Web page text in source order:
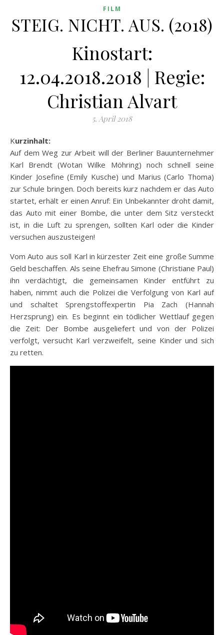
FILM
STEIG. NICHT. AUS. (2018)
Kinostart:
12.04.2018.2018 | Regie:
Christian Alvart
5. April 2018
Kurzinhalt:
Auf dem Weg zur Arbeit will der Berliner Bauunternehmer
Karl Brendt (Wotan Wilke Möhring) noch schnell seine
Kinder Josefine (Emily Kusche) und Marius (Carlo Thoma)
zur Schule bringen. Doch bereits kurz nachdem er das Auto
startet, erhält ereinen Anruf: Ein Unbekannter droht damit,
das Auto mit einer Bombe, die unter dem Sitz versteckt
ist, in die Luft zu sprengen, sollten Karl oder die Kinder
versuchen auszusteigen!
Vom Auto aus soll Karl in kürzester Zeit eine große Summe
Geld beschaffen. Als seine Ehefrau Simone (Christiane Paul)
ihn verdächtigt, die gemeinsamen Kinder entführt zu
haben, nimmt auch die Polizei die Verfolgung von Karl auf
und schaltet Sprengstoffexpertin Pia Zach (Hannah
Herzsprung) ein. Es beginnt ein tödlicher Wettlauf gegen
die Zeit: Der Bombe ausgeliefert und von der Polizei
verfolgt, versucht Karl verzweifelt, seine Kinder und sich
zu retten.